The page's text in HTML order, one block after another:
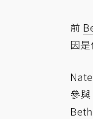
前
因
參